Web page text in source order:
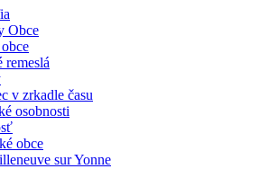
Obce
remeslá
v zrkadle času
osobnosti
obce
sur Yonne